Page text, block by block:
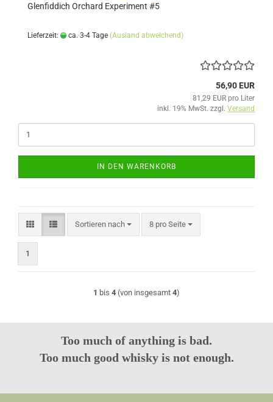
Glenfiddich Orchard Experiment #5
Lieferzeit: ca. 3-4 Tage (Ausland abweichend)
56,90 EUR
81,29 EUR pro Liter
inkl. 19% MwSt. zzgl. Versand
IN DEN WARENKORB
Sortieren nach
Sortieren nach 8 pro Seite
pro Seite
1
1 bis 4 (von insgesamt 4)
Too much of anything is bad.
Too much good whisky is not enough.